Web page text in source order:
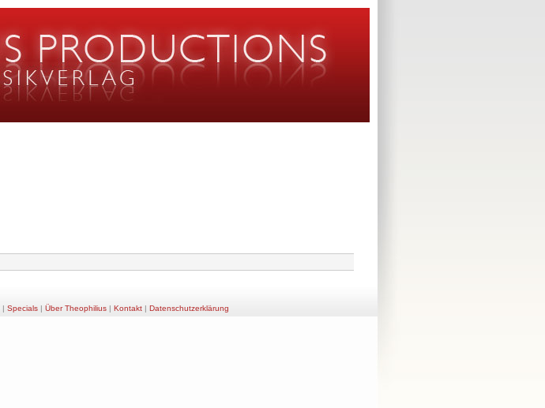
| Specials| Über Theophilius| Kontakt| Datenschutzerklärung